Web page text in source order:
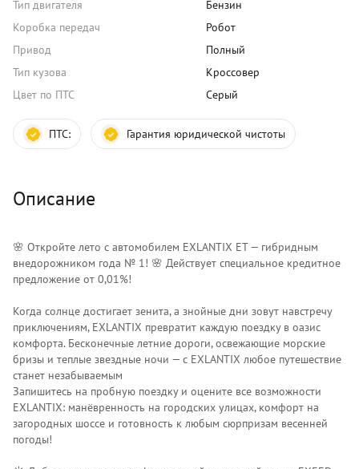
Тип двигателя
Бензин
Коробка передач
Робот
Привод
Полный
Тип кузова
Кроссовер
Цвет по ПТС
Серый
ПТС: Гарантия юридической чистоты
Описание
🌸 Откройте лето с автомобилем EXLANTIX ET — гибридным
внедорожником года № 1! 🌸 Действует специальное кредитное
предложение от 0,01%!
Когда солнце достигает зенита, а знойные дни зовут навстречу
приключениям, EXLANTIX превратит каждую поездку в оазис
комфорта. Бесконечные летние дороги, освежающие морские
бризы и теплые звездные ночи — с EXLANTIX любое путешествие
станет незабываемым
Запишитесь на пробную поездку и оцените все возможности
EXLANTIX: манёвренность на городских улицах, комфорт на
загородных шоссе и готовность к любым сюрпризам весенней
погоды!